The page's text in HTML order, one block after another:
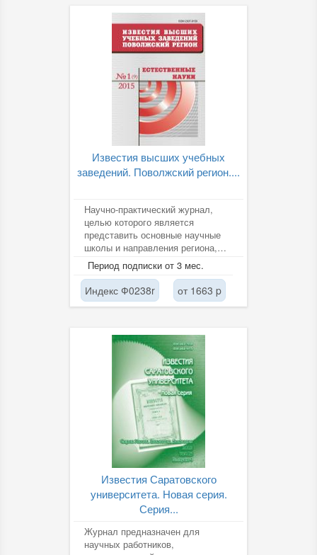
Известия высших учебных
заведений. Поволжский регион....
Научно-практический журнал,
целью которого является
представить основные научные
школы и направления региона,
консолидировать усилия ученых
для...
Период подписки от 3 мес.
Индекс Ф0238r от 1663 p
Известия Саратовского
университета. Новая серия.
Серия...
Журнал предназначен для
научных работников,